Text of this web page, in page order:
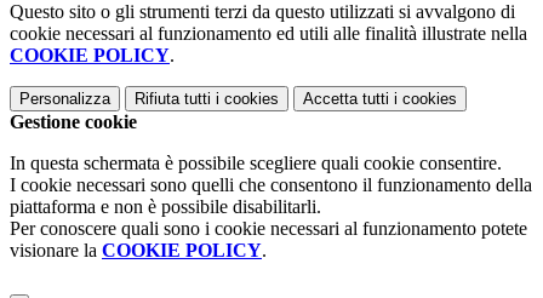
Questo sito o gli strumenti terzi da questo utilizzati si avvalgono di
cookie necessari al funzionamento ed utili alle finalità illustrate nella
COOKIE POLICY.
Personalizza Rifiuta tutti i cookies Accetta tutti i cookies
Gestione cookie
In questa schermata è possibile scegliere quali cookie consentire.
I cookie necessari sono quelli che consentono il funzionamento della
piattaforma e non è possibile disabilitarli.
Per conoscere quali sono i cookie necessari al funzionamento potete
visionare la COOKIE POLICY.